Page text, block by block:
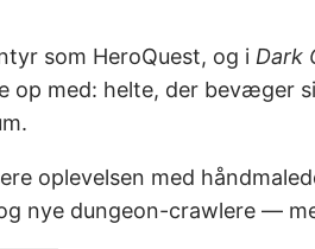
som HeroQuest, og i Dark
med: helte, der bevæger
oplevelsen med
nye dungeon-crawlere —